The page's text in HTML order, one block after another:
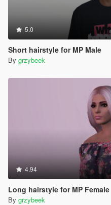
5.0
Short hairstyle for MP Male
By grzybeek
4.94
Long hairstyle for MP Female
By grzybeek